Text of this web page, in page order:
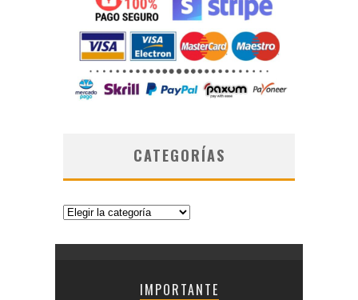
CATEGORÍAS
Categorías
IMPORTANTE